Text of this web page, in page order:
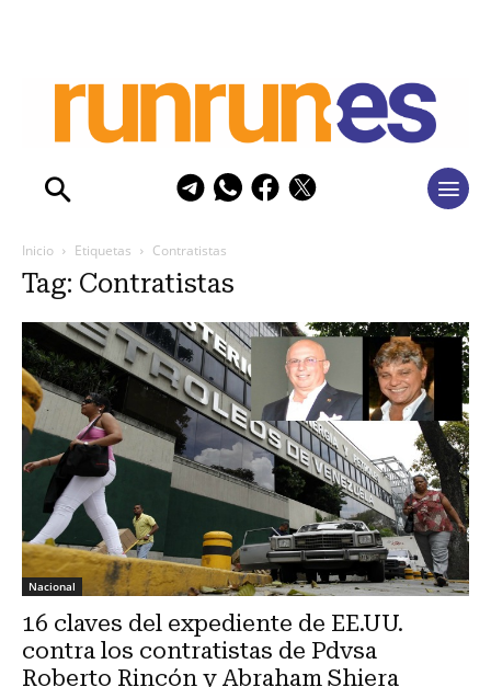
Inicio Etiquetas Contratistas
Tag: Contratistas
Nacional
16 claves del expediente de EE.UU.
contra los contratistas de Pdvsa
Roberto Rincón y Abraham Shiera